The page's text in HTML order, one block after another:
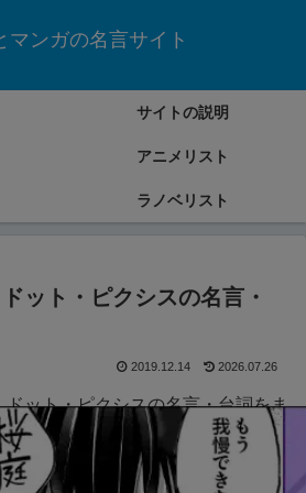
マンガの名言サイト
サイトの説明
アニメリスト
ラノベリスト
ット・ピクシスの名言・
2019.12.14 2026.07.26
ット・ピクシスの名言・台詞をま